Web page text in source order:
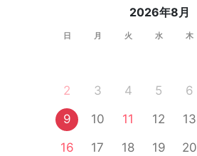
2026年8月
日 月 火 水 木
2
3 4 5 6
9
10 11 12 13
16
17 18 19 20